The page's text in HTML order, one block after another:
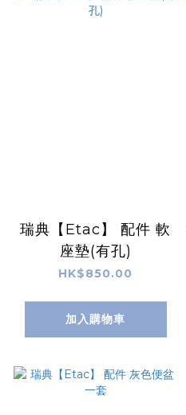
瑞典【Etac】 配件 軟
座墊(有孔)
HK$850.00
加入購物車